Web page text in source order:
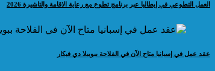
العمل التطوعي في إيطاليا عبر برنامج تطوع مع رعاية الاقامة والتاشيرة 2026
عقد عمل في إسبانيا متاح الآن في الفلاحة ببويبلا دي فيكار